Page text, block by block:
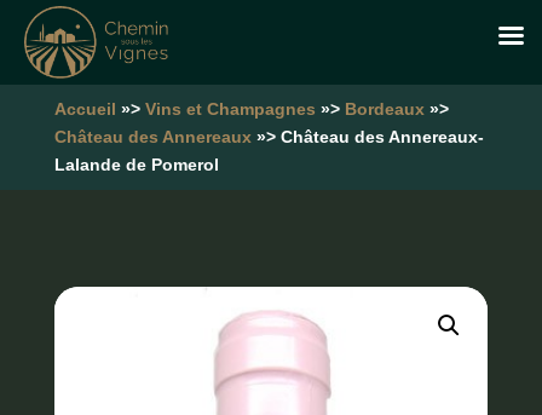
Accueil »> Vins et Champagnes »> Bordeaux»>
Château des Annereaux»> Château des Annereaux-
Lalande de Pomerol